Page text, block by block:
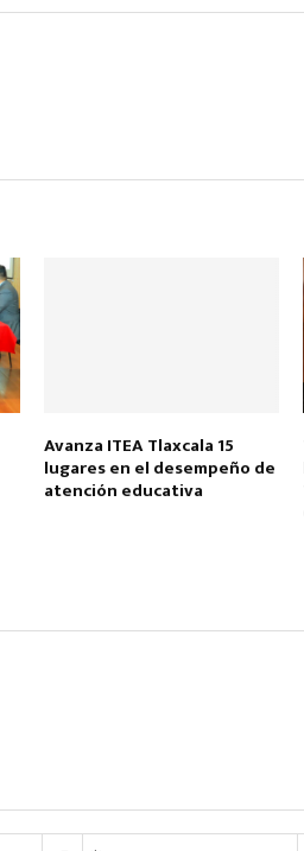
Avanza ITEA Tlaxcala 15
lugares en el desempeño de
atención educativa